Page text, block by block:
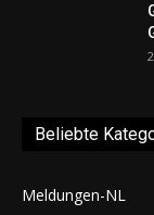
Beliebte
Meldungen-NL